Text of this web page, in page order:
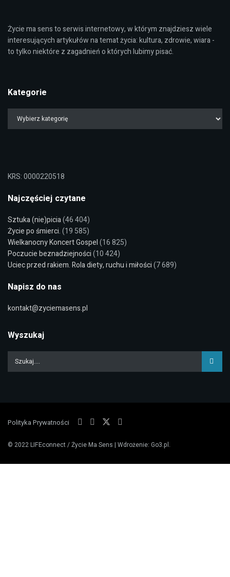
Życie ma sens to serwis internetowy, w którym znajdziesz wiele
interesujących artykułów na temat życia: kultura, zdrowie, wiara -
to tylko niektóre z zagadnień o których lubimy pisać.
Kategorie
KRS: 0000220518
Najczęściej czytane
Sztuka (nie)picia(46 404)
Życie po śmierci.(19 585)
Wielkanocny Koncert Gospel(16 825)
Poczucie beznadziejności(10 424)
Uciec przed rakiem. Rola diety, ruchu i miłości(7 689)
Napisz do nas
kontakt@zyciemasens.pl
Wyszukaj
Polityka Prywatności
© 2022LIFEconnect / Życie Ma Sens | Wdrożenie: Go3.pl.